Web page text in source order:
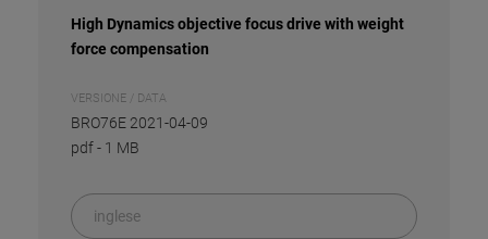
High Dynamics objective focus drive with weight
force compensation
VERSIONE / DATA
BRO76E 2021-04-09
pdf- 1 MB
inglese